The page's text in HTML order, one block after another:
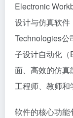
Electronic
设计与仿真软件
Technologies公
子设计自动化
面、高效的仿
工程师、教师和
软件的核心功